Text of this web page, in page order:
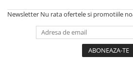
Newsletter Nu rata ofertele si promotiile